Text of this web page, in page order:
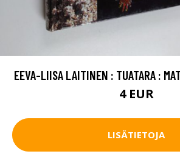
EEVA-LIISA LAITINEN : TUATARA :
4 EUR
LISÄTIETOJA